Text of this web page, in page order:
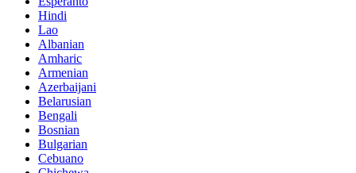
Hindi
Lao
Albanian
Amharic
Armenian
Azerbaijani
Belarusian
Bengali
Bosnian
Bulgarian
Cebuano